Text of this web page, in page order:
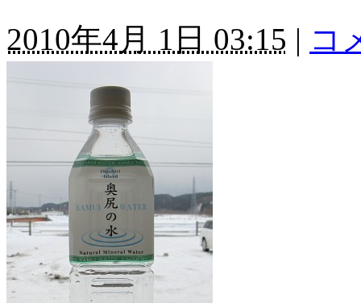
2010年4月 1日 03:15 | コ